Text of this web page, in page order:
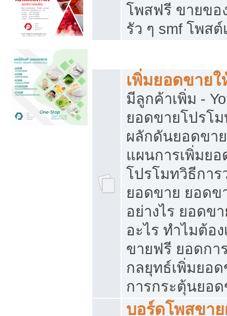
โพสฟรี ขายขอ
รัว ๆ smf โพส
เพิ่มยอดขายใ
มีลูกค้าเพิ่ม -
ยอดขายโปรโ
ผลักดันยอดขา
แผนการเพิ่มย
โปรโมทวิธีการ
ยอดขาย ยอดข
อย่างไร ยอดข
อะไร ทำไมต้อ
ขายฟรี ยอดกา
กลยุทธ์เพิ่มยอ
การกระตุ้นยอ
บอร์ดโพสขา